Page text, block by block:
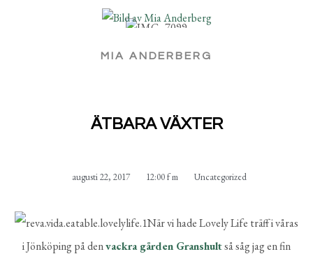
MIA ANDERBERG
ÄTBARA VÄXTER
augusti 22, 2017 12:00 f m Uncategorized
När vi hade Lovely Life träff i våras
i Jönköping på denvackra gården Granshultså såg jag en fin